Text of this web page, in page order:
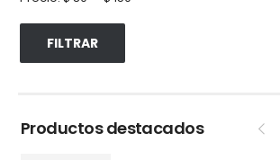
FILTRAR
Productos destacados